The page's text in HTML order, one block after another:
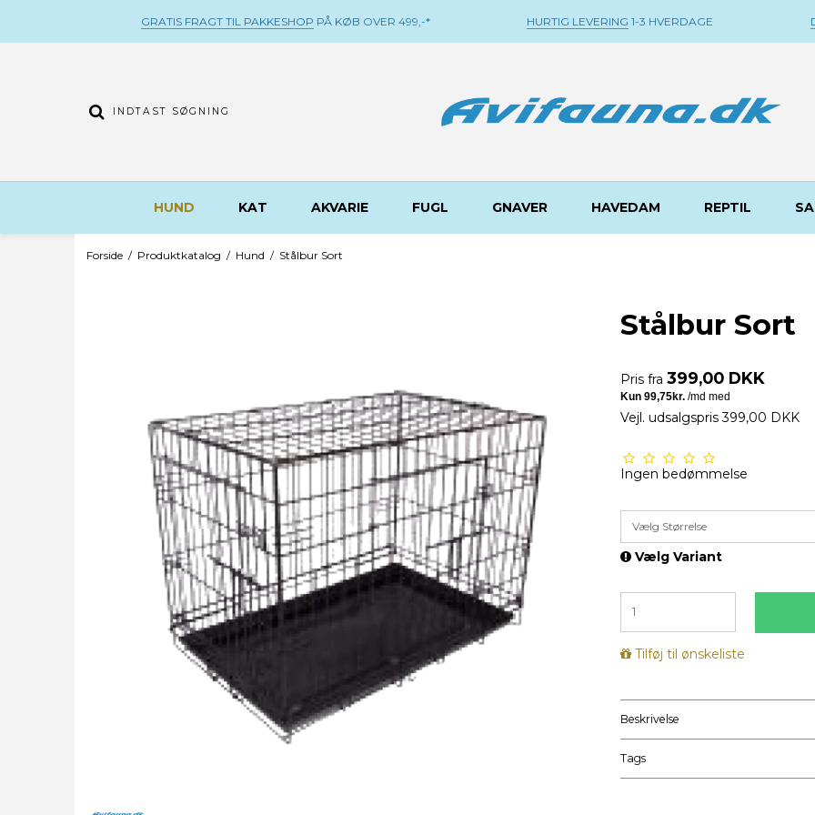
GRATIS FRAGT TIL PAKKESHOP PÅ KØB OVER 499,-* HURTIG LEVERING 1-3 HVERDAGE
HUND KAT AKVARIE FUGL GNAVER HAVEDAM REPTIL
Forside / Produktkatalog / Hund / Stålbur Sort
Stålbur Sort
Pris fra 399,00 DKK
Vejl. udsalgspris 399,00 DKK
Ingen bedømmelse
Vælg Størrelse
Vælg Variant
Tilføj til ønskeliste
Beskrivelse
Tags